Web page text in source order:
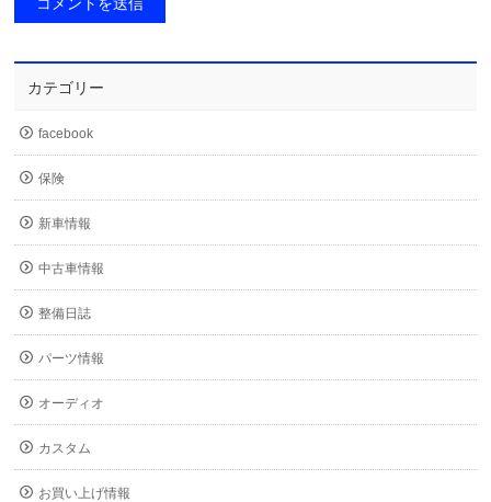
カテゴリー
facebook
保険
新車情報
中古車情報
整備日誌
パーツ情報
オーディオ
カスタム
お買い上げ情報